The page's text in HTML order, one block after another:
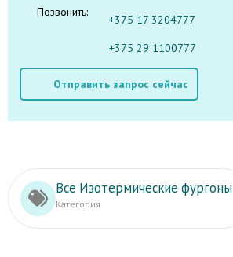
Позвонить:
+375 17 3204777
+375 29 1100777
Отправить запрос сейчас
Все Изотермические фургоны
Категория